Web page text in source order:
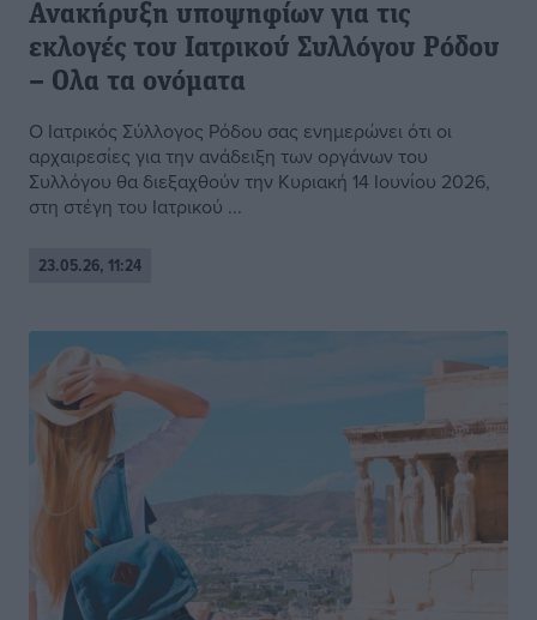
Ανακήρυξη υποψηφίων για τις
εκλογές του Ιατρικού Συλλόγου Ρόδου
– Ολα τα ονόματα
Ο Ιατρικός Σύλλογος Ρόδου σας ενημερώνει ότι οι
αρχαιρεσίες για την ανάδειξη των οργάνων του
Συλλόγου θα διεξαχθούν την Κυριακή 14 Ιουνίου 2026,
στη στέγη του Ιατρικού ...
23.05.26, 11:24